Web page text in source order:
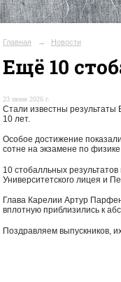
Главная → Новости
Ещё 10
23 июня 2026 г.
Стали известны результаты
10 лет.
Особое достижение
сотне на экзамене по
10 стобалльных
Университетского лицея и
Глава Карелии Артур
вплотную приблизились к
Поздравляем выпускников,